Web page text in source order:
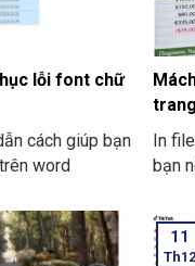
lỗi font chữ
cách giúp bạn
word
In
bạn
trình
11
Th12